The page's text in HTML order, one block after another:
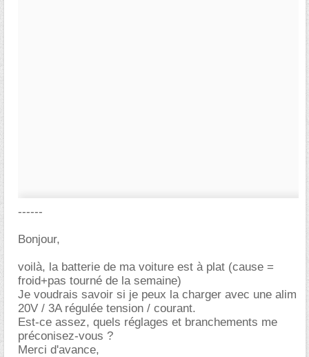
------
Bonjour,
voilà, la batterie de ma voiture est à plat (cause =
froid+pas tourné de la semaine)
Je voudrais savoir si je peux la charger avec une alim
20V / 3A régulée tension / courant.
Est-ce assez, quels réglages et branchements me
préconisez-vous ?
Merci d'avance,